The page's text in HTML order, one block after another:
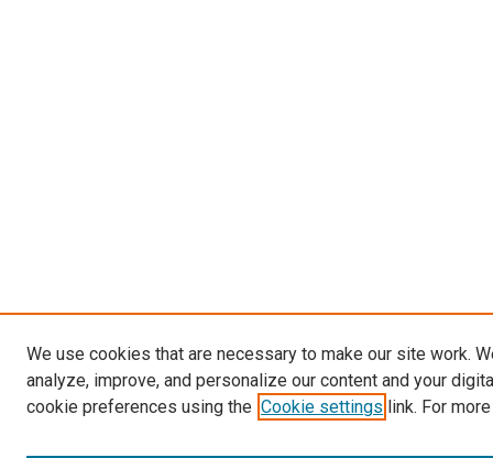
We use cookies that are necessary to make our site work.
analyze, improve, and personalize our content and your
cookie preferences using the Cookie settings link. For